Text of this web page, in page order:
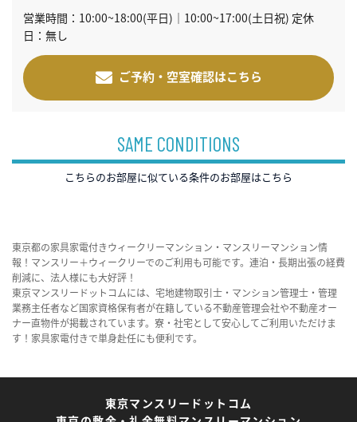
営業時間：10:00~18:00(平日)｜10:00~17:00(土日祝) 定休
日：無し
ご予約・空室確認はこちら
SAME CONDITIONS
こちらのお部屋に似ている条件のお部屋はこちら
東京都の家具家電付きウィークリーマンション・マンスリーマンション情
報！マンスリー＋ウィークリーでのご利用も可能です。連泊・長期出張の経費
削減に、法人様にも大好評！
東京マンスリードットコムには、宅地建物取引士・マンション管理士・管理
業務主任者など国家資格保有者が在籍している不動産管理会社や不動産オー
ナー直物件が掲載されています。寮・社宅として安心してご利用いただけま
す！家具家電付きで単身赴任にも便利です。
東京マンスリードットコム